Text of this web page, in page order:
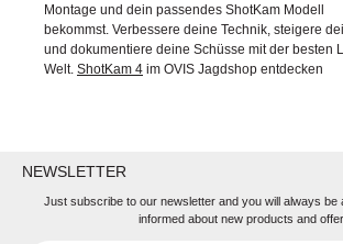
Montage und dein passendes ShotKam Modell
bekommst. Verbessere deine Technik, steigere
und dokumentiere deine Schüsse mit der besten
Welt. ShotKam 4 im OVIS Jagdshop entdecken
NEWSLETTER
Just subscribe to our newsletter and you will always be
informed about new products and